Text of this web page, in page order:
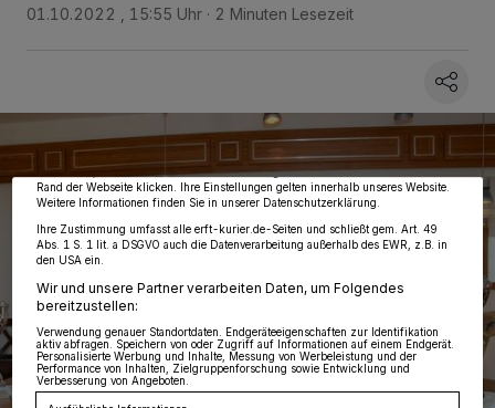
01.10.2022 , 15:55 Uhr 2 Minuten Lesezeit
wie Browserdaten oder eindeutige Kennungen auf Ihrem Gerät zu. Durch Auswahl
Zwecke. Wenn Tracker deaktiviert sind, sind manche Inhalte und Anzeigen
möglicherweise nicht mehr so relevant für Sie. Sie können dieses Menü jederzeit
wieder aufrufen, um Ihre Einstellungen zu ändern oder Ihre Einwilligung zu
widerrufen, indem Sie auf den Link Einstellungen oder Ablehnen am unteren
Rand der Webseite klicken. Ihre Einstellungen gelten innerhalb unseres Website.
Weitere Informationen finden Sie in unserer Datenschutzerklärung.
Ihre Zustimmung umfasst alle erft-kurier.de-Seiten und schließt gem. Art. 49
Abs. 1 S. 1 lit. a DSGVO auch die Datenverarbeitung außerhalb des EWR, z.B. in
den USA ein.
Wir und unsere Partner verarbeiten Daten, um Folgendes
bereitzustellen:
Verwendung genauer Standortdaten. Endgeräteeigenschaften zur Identifikation
aktiv abfragen. Speichern von oder Zugriff auf Informationen auf einem Endgerät.
Personalisierte Werbung und Inhalte, Messung von Werbeleistung und der
Performance von Inhalten, Zielgruppenforschung sowie Entwicklung und
Verbesserung von Angeboten.